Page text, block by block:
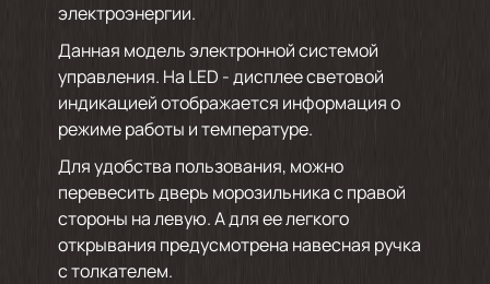
электроэнергии.
Данная модель электронной системой
управления. На LED - дисплее световой
индикацией отображается информация о
режиме работы и температуре.
Для удобства пользования, можно
перевесить дверь морозильника с правой
стороны на левую. А для ее легкого
открывания предусмотрена навесная ручка
с толкателем.